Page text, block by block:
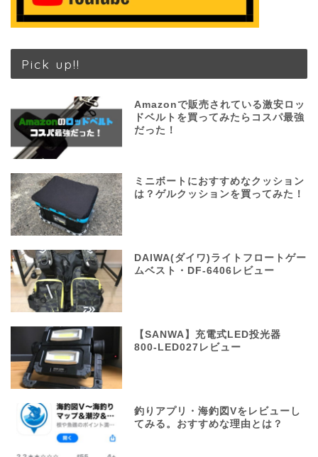
Pick up!!
Amazonで販売されている激安ロッ
ドベルトを買ってみたらコスパ最強
だった！
ミニボートにおすすめなクッション
は？ゲルクッションを買ってみた！
DAIWA(ダイワ)ライトフロートゲー
ムベスト・DF-6406レビュー
【SANWA】充電式LED投光器
800-LED027レビュー
釣りアプリ・海釣図Vをレビューし
てみる。おすすめな理由とは？